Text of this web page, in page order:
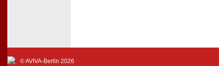
© AVIVA-Berlin 2026